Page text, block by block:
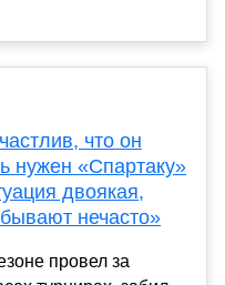
что он
нужен «Спартаку»
двоякая,
нечасто»
провел за